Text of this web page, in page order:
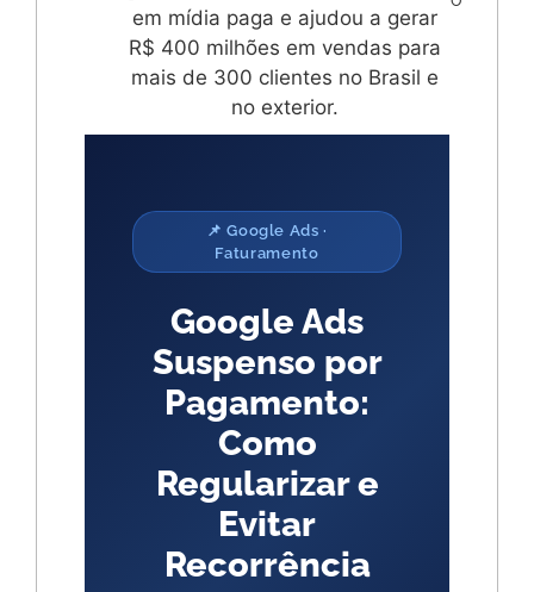
em mídia paga e ajudou a gerar
R$ 400 milhões em vendas para
mais de 300 clientes no Brasil e
no exterior.
📌 Google Ads ·
Faturamento
Google Ads
Suspenso por
Pagamento:
Como
Regularizar e
Evitar
Recorrência